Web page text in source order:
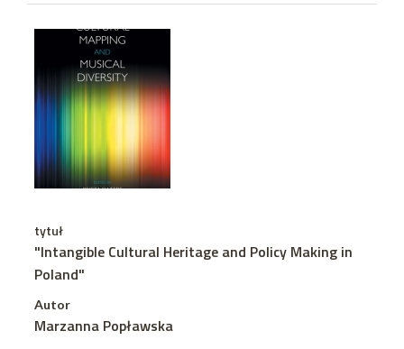
tytuł
"Intangible Cultural Heritage and Policy Making in
Poland"
Autor
Marzanna Popławska